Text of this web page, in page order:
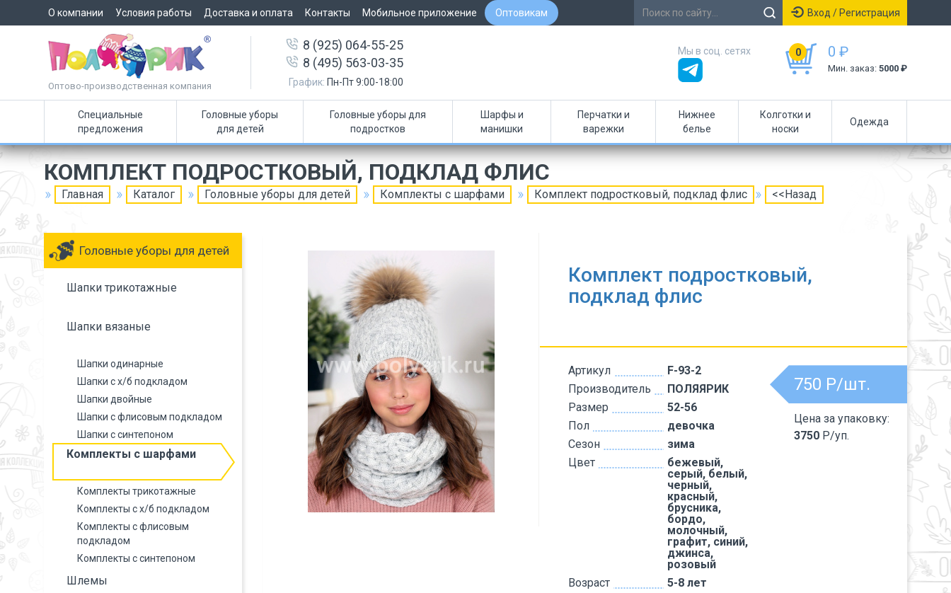
О компании Условия работы Доставка и оплата Контакты Мобильное приложение Оптовикам Вход / Регистрация
Оптово-производственная компания
8 (925) 064-55-25
8 (495) 563-03-35
График: Пн-Пт 9:00-18:00
0 0 ₽
Мин. заказ: 5000 ₽
Мы в соц. сетях
Специальные
предложения
Головные уборы
для детей
Головные уборы для
подростков
Шарфы и
манишки
Перчатки и
варежки
Нижнее
белье
Колготки и
носки
Одежда
КОМПЛЕКТ ПОДРОСТКОВЫЙ, ПОДКЛАД ФЛИС
Главная Каталог Головные уборы для детей Комплекты с шарфами Комплект подростковый, подклад флис <<Назад
Головные уборы для детей
Шапки трикотажные
Шапки вязаные
Шапки одинарные
Шапки с х/б подкладом
Шапки двойные
Шапки с флисовым подкладом
Шапки с синтепоном
Комплекты с шарфами
Комплекты трикотажные
Комплекты с х/б подкладом
Комплекты с флисовым
подкладом
Комплекты с синтепоном
Шлемы
Комплект подростковый,
подклад флис
Артикул
F-93-2
Производитель
ПОЛЯЯРИК
Размер
52-56
Пол
девочка
Сезон
зима
Цвет
бежевый,
серый, белый,
черный,
красный,
брусника,
бордо,
молочный,
графит, синий,
джинса,
розовый
Возраст
5-8 лет
750 Р/шт.
Цена за упаковку:
3750 Р/уп.